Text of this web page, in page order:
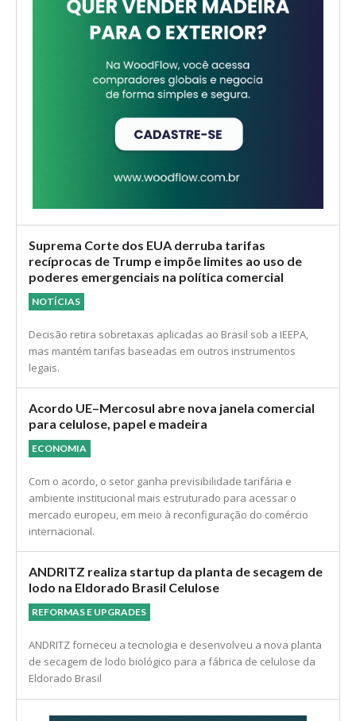
Suprema Corte dos EUA derruba tarifas
recíprocas de Trump e impõe limites ao uso de
poderes emergenciais na política comercial
NOTÍCIAS
Decisão retira sobretaxas aplicadas ao Brasil sob a IEEPA,
mas mantém tarifas baseadas em outros instrumentos
legais.
Acordo UE–Mercosul abre nova janela comercial
para celulose, papel e madeira
ECONOMIA
Com o acordo, o setor ganha previsibilidade tarifária e
ambiente institucional mais estruturado para acessar o
mercado europeu, em meio à reconfiguração do comércio
internacional.
ANDRITZ realiza startup da planta de secagem de
lodo na Eldorado Brasil Celulose
REFORMAS E UPGRADES
ANDRITZ forneceu a tecnologia e desenvolveu a nova planta
de secagem de lodo biológico para a fábrica de celulose da
Eldorado Brasil